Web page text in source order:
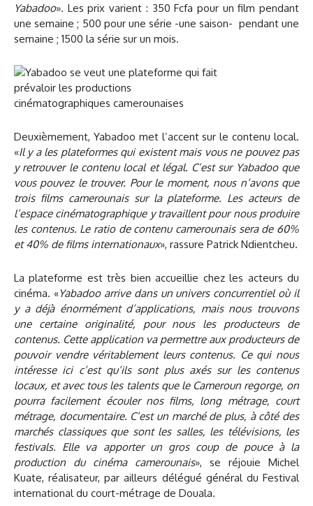
Yabadoo». Les prix varient : 350 Fcfa pour un film pendant
une semaine ; 500 pour une série -une saison- pendant une
semaine ; 1500 la série sur un mois.
Deuxièmement, Yabadoo met l’accent sur le contenu local.
«Il y a les plateformes qui existent mais vous ne pouvez pas
y retrouver le contenu local et légal. C’est sur Yabadoo que
vous pouvez le trouver. Pour le moment, nous n’avons que
trois films camerounais sur la plateforme. Les acteurs de
l’espace cinématographique y travaillent pour nous produire
les contenus. Le ratio de contenu camerounais sera de 60%
et 40% de films internationaux», rassure Patrick Ndientcheu.
La plateforme est très bien accueillie chez les acteurs du
cinéma. «Yabadoo arrive dans un univers concurrentiel où il
y a déjà énormément d’applications, mais nous trouvons
une certaine originalité, pour nous les producteurs de
contenus. Cette application va permettre aux producteurs de
pouvoir vendre véritablement leurs contenus. Ce qui nous
intéresse ici c’est qu’ils sont plus axés sur les contenus
locaux, et avec tous les talents que le Cameroun regorge, on
pourra facilement écouler nos films, long métrage, court
métrage, documentaire. C’est un marché de plus, à côté des
marchés classiques que sont les salles, les télévisions, les
festivals. Elle va apporter un gros coup de pouce à la
production du cinéma camerounais», se réjouie Michel
Kuate, réalisateur, par ailleurs délégué général du Festival
international du court-métrage de Douala.